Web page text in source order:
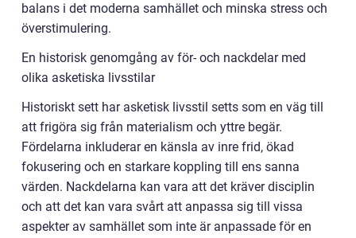
balans i det moderna samhället och minska stress och
överstimulering.
En historisk genomgång av för- och nackdelar med
olika asketiska livsstilar
Historiskt sett har asketisk livsstil setts som en väg till
att frigöra sig från materialism och yttre begär.
Fördelarna inkluderar en känsla av inre frid, ökad
fokusering och en starkare koppling till ens sanna
värden. Nackdelarna kan vara att det kräver disciplin
och att det kan vara svårt att anpassa sig till vissa
aspekter av samhället som inte är anpassade för en